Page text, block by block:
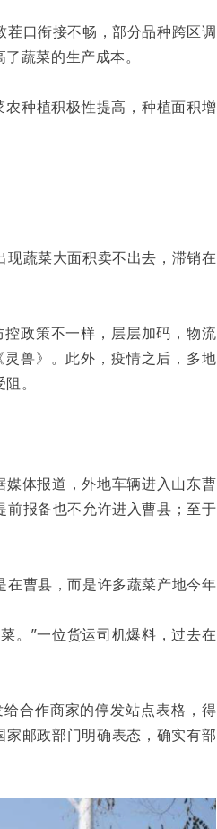
口衔接不畅，部分品种跨区调
蔬菜的生产成本。
农种植积极性提高，种植面积增
蔬菜大面积卖不出去，滞销在
政策不一样，层层加码，物流
兽》。此外，疫情之后，多地
。
媒体报道，外地车辆进入山东曹
报备也不允许进入曹县；至于
曹县，而是许多蔬菜产地今年
。”一位货运司机爆料，过去在
合作商家的停发站点表格，得
邮政部门明确表态，确实有部